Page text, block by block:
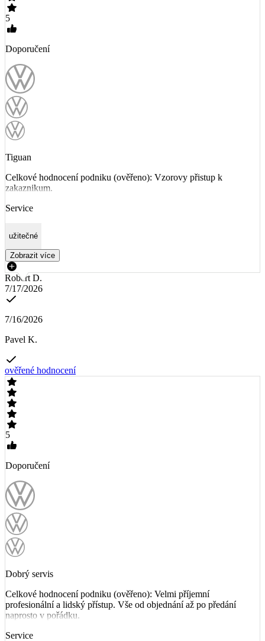
5
Doporučení
Tiguan
Celkové hodnocení podniku (ověřeno): Vzorovy přistup k
zakaznikum.
Service
užitečné
Zobrazit více
Robert D.
7/17/2026
7/16/2026
Pavel K.
ověřené hodnocení
5
Doporučení
Dobrý servis
Celkové hodnocení podniku (ověřeno): Velmi příjemní
profesionální a lidský přístup. Vše od objednání až po předání
naprosto v pořádku.
Service